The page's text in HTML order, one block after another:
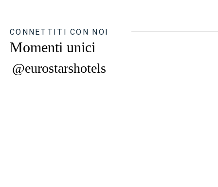
CONNETTITI CON NOI
Momenti unici
@eurostarshotels